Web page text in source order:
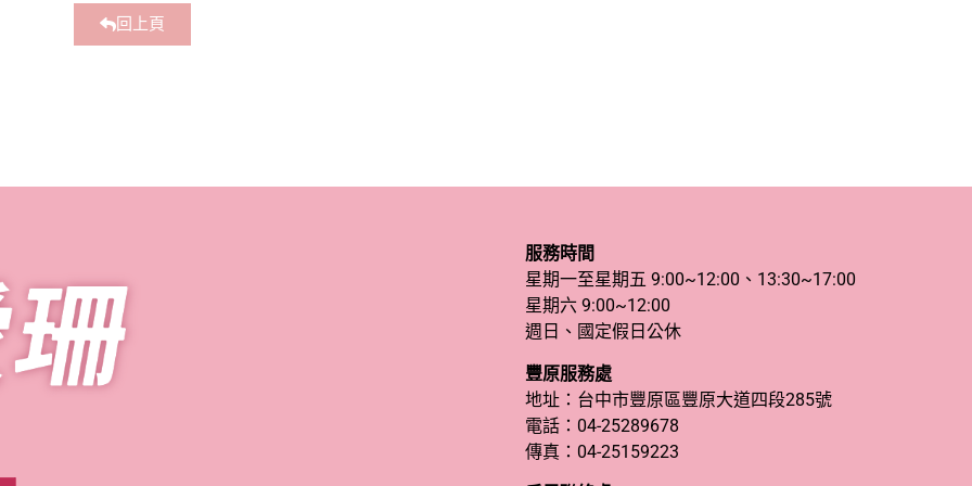
回上頁
服務時間
星期一至星期五 9:00~12:00、13:30~17:00
星期六 9:00~12:00
週日、國定假日公休
豐原服務處
地址：台中市豐原區豐原大道四段285號
電話： 04-25289678
傳真：04-25159223